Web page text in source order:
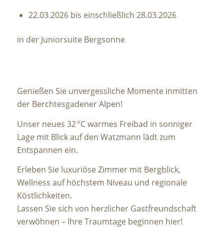
22.03.2026 bis einschließlich 28.03.2026
in der Juniorsuite Bergsonne
Genießen Sie unvergessliche Momente inmitten
der Berchtesgadener Alpen!
Unser neues 32 °C warmes Freibad in sonniger
Lage mit Blick auf den Watzmann lädt zum
Entspannen ein.
Erleben Sie luxuriöse Zimmer mit Bergblick,
Wellness auf höchstem Niveau und regionale
Köstlichkeiten.
Lassen Sie sich von herzlicher Gastfreundschaft
verwöhnen – Ihre Traumtage beginnen hier!